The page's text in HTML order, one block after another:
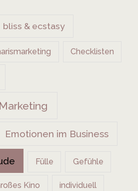
bliss & ecstasy
Checklisten
Emotionen im Business
Fülle Gefühle
Kino individuell